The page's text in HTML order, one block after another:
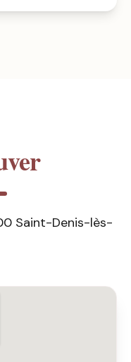
Saint-Denis-lès-